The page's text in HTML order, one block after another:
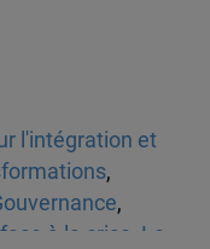
l'intégration et
,
,
à la crise
Le